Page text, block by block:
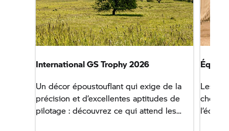
InternationalGS Trophy2026
Un décor époustouflant qui exige de la
précision et d’excellentes aptitudes de
pilotage : découvrez ce qui attend les
Les
choix